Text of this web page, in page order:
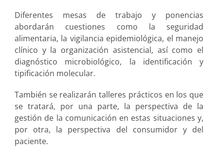
Diferentes mesas de trabajo y ponencias
abordarán cuestiones como la seguridad
alimentaria, la vigilancia epidemiológica, el manejo
clínico y la organización asistencial, así como el
diagnóstico microbiológico, la identificación y
tipificación molecular.
También se realizarán talleres prácticos en los que
se tratará, por una parte, la perspectiva de la
gestión de la comunicación en estas situaciones y,
por otra, la perspectiva del consumidor y del
paciente.